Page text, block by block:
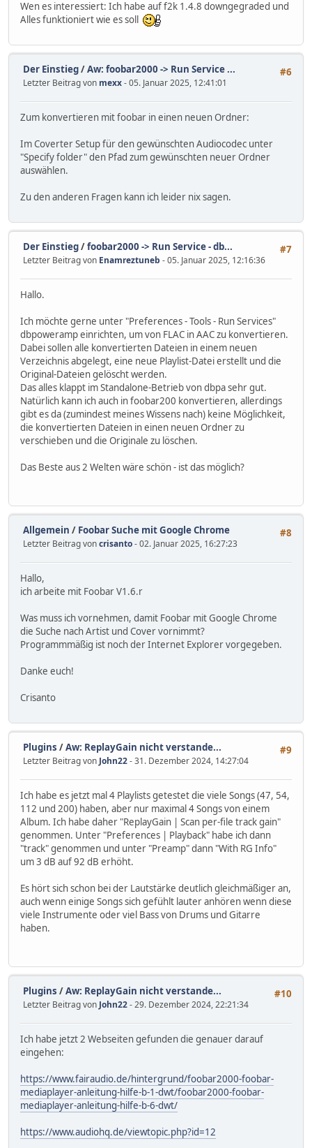
Wen es interessiert: Ich habe auf f2k 1.4.8 downgegraded und
Alles funktioniert wie es soll
#6
Der Einstieg/Aw: foobar2000 -> Run Service ...
Letzter Beitrag von mexx- 05. Januar 2025, 12:41:01
Zum konvertieren mit foobar in einen neuen Ordner:
Im Coverter Setup für den gewünschten Audiocodec unter
"Specify folder" den Pfad zum gewünschten neuer Ordner
auswählen.
Zu den anderen Fragen kann ich leider nix sagen.
#7
Der Einstieg/foobar2000 -> Run Service - db...
Letzter Beitrag von Enamreztuneb - 05. Januar 2025, 12:16:36
Hallo.
Ich möchte gerne unter "Preferences - Tools - Run Services"
dbpoweramp einrichten, um von FLAC in AAC zu konvertieren.
Dabei sollen alle konvertierten Dateien in einem neuen
Verzeichnis abgelegt, eine neue Playlist-Datei erstellt und die
Original-Dateien gelöscht werden.
Das alles klappt im Standalone-Betrieb von dbpa sehr gut.
Natürlich kann ich auch in foobar200 konvertieren, allerdings
gibt es da (zumindest meines Wissens nach) keine Möglichkeit,
die konvertierten Dateien in einen neuen Ordner zu
verschieben und die Originale zu löschen.
Das Beste aus 2 Welten wäre schön - ist das möglich?
#8
Allgemein / Foobar Suche mit Google Chrome
Letzter Beitrag voncrisanto- 02. Januar 2025, 16:27:23
Hallo,
ich arbeite mit Foobar V1.6.r
Was muss ich vornehmen, damit Foobar mit Google Chrome
die Suche nach Artist und Cover vornimmt?
Programmmäßig ist noch der Internet Explorer vorgegeben.
Danke euch!
Crisanto
#9
Plugins /Aw: ReplayGain nicht verstande...
Letzter Beitrag von John22- 31. Dezember 2024, 14:27:04
Ich habe es jetzt mal 4 Playlists getestet die viele Songs (47, 54,
112 und 200) haben, aber nur maximal 4 Songs von einem
Album. Ich habe daher "ReplayGain | Scan per-file track gain"
genommen. Unter "Preferences | Playback" habe ich dann
"track" genommen und unter "Preamp" dann "With RG Info"
um 3 dB auf 92 dB erhöht.
Es hört sich schon bei der Lautstärke deutlich gleichmäßiger an,
auch wenn einige Songs sich gefühlt lauter anhören wenn diese
viele Instrumente oder viel Bass von Drums und Gitarre
haben.
#10
Plugins /Aw: ReplayGain nicht verstande...
Letzter Beitrag von John22- 29. Dezember 2024, 22:21:34
Ich habe jetzt 2 Webseiten gefunden die genauer darauf
eingehen:
https://www.fairaudio.de/hintergrund/foobar2000-foobar-
mediaplayer-anleitung-hilfe-b-1-dwt/foobar2000-foobar-
mediaplayer-anleitung-hilfe-b-6-dwt/
https://www.audiohq.de/viewtopic.php?id=12